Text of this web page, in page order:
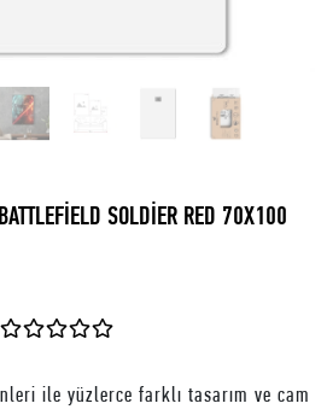
SOLDİER RED 70X100
ile yüzlerce farklı tasarım ve cam